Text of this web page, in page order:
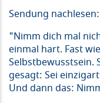
Sendung nachlesen:
"Nimm dich mal
einmal hart. Fast
Selbstbewusstsein.
gesagt: Sei
Und dann das: